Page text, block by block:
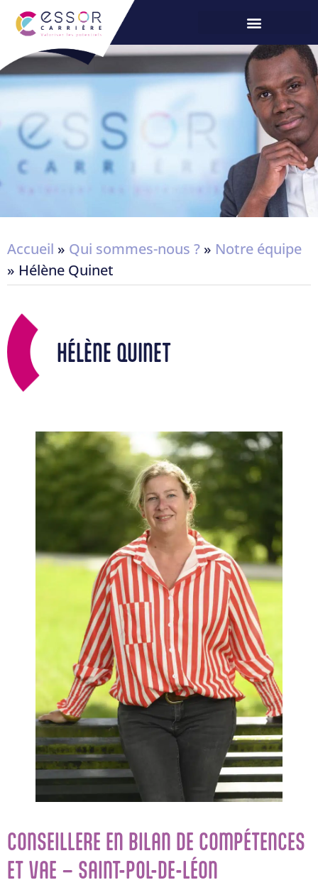
Accueil » Qui sommes-nous ? » Notre équipe
» Hélène Quinet
HÉLÈNE QUINET
CONSEILLERE EN BILAN DE COMPÉTENCES
ET VAE – SAINT-POL-DE-LÉON